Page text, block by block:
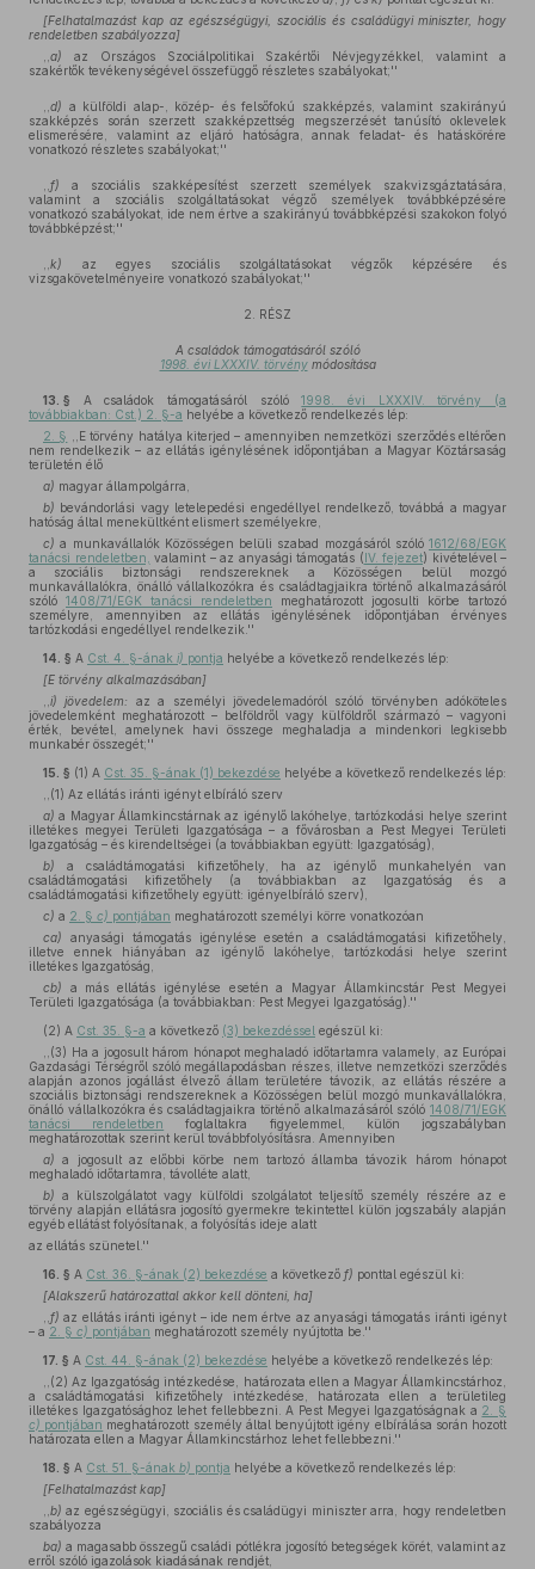
[Felhatalmazást kap az egészségügyi, szociális és családügyi miniszter, hogy
rendeletben szabályozza]
a) az Országos Szociálpolitikai Szakértői Névjegyzékkel, valamint a
szakértők tevékenységével összefüggő részletes szabályokat;''
d) a külföldi alap-, közép- és felsőfokú szakképzés, valamint szakirányú
szakképzés során szerzett szakképzettség megszerzését tanúsító oklevelek
elismerésére, valamint az eljáró hatóságra, annak feladat- és hatáskörére
vonatkozó részletes szabályokat;''
f) a szociális szakképesítést szerzett személyek szakvizsgáztatására,
valamint a szociális szolgáltatásokat végző személyek továbbképzésére
vonatkozó szabályokat, ide nem értve a szakirányú továbbképzési szakokon folyó
továbbképzést;''
k) az egyes szociális szolgáltatásokat végzők képzésére és
vizsgakövetelményeire vonatkozó szabályokat;''
2. RÉSZ
A családok támogatásáról szóló
1998. évi LXXXIV. törvénymódosítása
13. § A családok támogatásáról szóló1998. évi LXXXIV. törvény (a
továbbiakban: Cst.) 2. §-a helyébe a következő rendelkezés lép:
2. §
,,E törvény hatálya kiterjed – amennyiben nemzetközi szerződés eltérően
nem rendelkezik – az ellátás igénylésének időpontjában a Magyar Köztársaság
területén élő
a) magyar állampolgárra,
b) bevándorlási vagy letelepedési engedéllyel rendelkező, továbbá a magyar
hatóság által menekültként elismert személyekre,
c) a munkavállalók Közösségen belüli szabad mozgásáról szóló 1612/68/EGK
tanácsi rendeletben, valamint – az anyasági támogatás (IV. fejezet) kivételével –
a szociális biztonsági rendszereknek a Közösségen belül mozgó
munkavállalókra, önálló vállalkozókra és családtagjaikra történő alkalmazásáról
szóló 1408/71/EGK tanácsi rendeletben meghatározott jogosulti körbe tartozó
személyre, amennyiben az ellátás igénylésének időpontjában érvényes
tartózkodási engedéllyel rendelkezik.''
14. § A Cst. 4. §-ának i) pontja helyébe a következő rendelkezés lép:
[E törvény alkalmazásában]
i) jövedelem:
az a személyi jövedelemadóról szóló törvényben adóköteles
jövedelemként meghatározott – belföldről vagy külföldről származó – vagyoni
érték, bevétel, amelynek havi összege meghaladja a mindenkori legkisebb
munkabér összegét;''
15. § (1) A Cst. 35. §-ának (1) bekezdése helyébe a következő rendelkezés lép:
,,(1) Az ellátás iránti igényt elbíráló szerv
a) a Magyar Államkincstárnak az igénylő lakóhelye, tartózkodási helye szerint
illetékes megyei Területi Igazgatósága – a fővárosban a Pest Megyei Területi
Igazgatóság – és kirendeltségei (a továbbiakban együtt: Igazgatóság),
b) a családtámogatási kifizetőhely, ha az igénylő munkahelyén van
családtámogatási kifizetőhely (a továbbiakban az Igazgatóság és a
családtámogatási kifizetőhely együtt: igényelbíráló szerv),
c) a 2. § c) pontjában meghatározott személyi körre vonatkozóan
ca) anyasági támogatás igénylése esetén a családtámogatási kifizetőhely,
illetve ennek hiányában az igénylő lakóhelye, tartózkodási helye szerint
illetékes Igazgatóság,
cb) a más ellátás igénylése esetén a Magyar Államkincstár Pest Megyei
Területi Igazgatósága (a továbbiakban: Pest Megyei Igazgatóság).''
(2) A Cst. 35. §-a a következő (3) bekezdéssel egészül ki:
,,(3) Ha a jogosult három hónapot meghaladó időtartamra valamely, az Európai
Gazdasági Térségről szóló megállapodásban részes, illetve nemzetközi szerződés
alapján azonos jogállást élvező állam területére távozik, az ellátás részére a
szociális biztonsági rendszereknek a Közösségen belül mozgó munkavállalókra,
önálló vállalkozókra és családtagjaikra történő alkalmazásáról szóló 1408/71/EGK
tanácsi rendeletben
foglaltakra figyelemmel, külön jogszabályban
meghatározottak szerint kerül továbbfolyósításra. Amennyiben
a) a jogosult az előbbi körbe nem tartozó államba távozik három hónapot
meghaladó időtartamra, távolléte alatt,
b) a külszolgálatot vagy külföldi szolgálatot teljesítő személy részére az e
törvény alapján ellátásra jogosító gyermekre tekintettel külön jogszabály alapján
egyéb ellátást folyósítanak, a folyósítás ideje alatt
az ellátás szünetel.''
16. § A Cst. 36. §-ának (2) bekezdése a következő f) ponttal egészül ki:
[Alakszerű határozattal akkor kell dönteni, ha]
f) az ellátás iránti igényt – ide nem értve az anyasági támogatás iránti igényt
– a 2. § c) pontjában meghatározott személy nyújtotta be.''
17. § A Cst. 44. §-ának (2) bekezdése helyébe a következő rendelkezés lép:
,,(2) Az Igazgatóság intézkedése, határozata ellen a Magyar Államkincstárhoz,
a családtámogatási kifizetőhely intézkedése, határozata ellen a területileg
illetékes Igazgatósághoz lehet fellebbezni. A Pest Megyei Igazgatóságnak a 2. §
c) pontjában meghatározott személy által benyújtott igény elbírálása során hozott
határozata ellen a Magyar Államkincstárhoz lehet fellebbezni.''
18. § A Cst. 51. §-ának b) pontja helyébe a következő rendelkezés lép:
[Felhatalmazást kap]
b) az egészségügyi, szociális és családügyi miniszter arra, hogy rendeletben
szabályozza
ba) a magasabb összegű családi pótlékra jogosító betegségek körét, valamint az
erről szóló igazolások kiadásának rendjét,